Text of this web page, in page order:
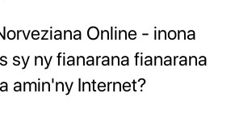
Online - inona
sy ny fianarana fianarana
amin'ny Internet?